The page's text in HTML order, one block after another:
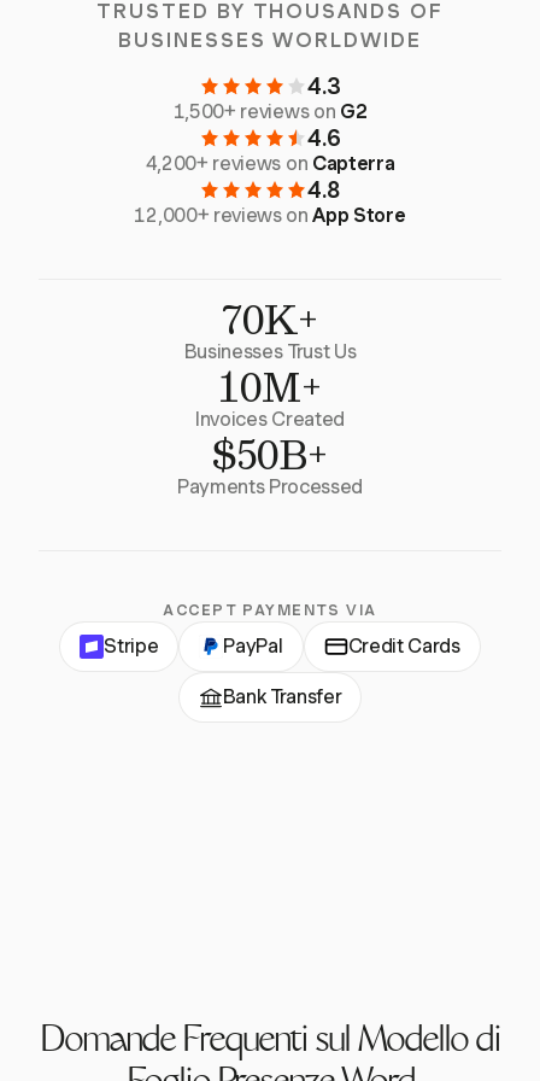
TRUSTED BY THOUSANDS OF
BUSINESSES WORLDWIDE
4.3
1,500+ reviews on G2
4.6
4,200+ reviews on Capterra
4.8
12,000+ reviews onApp Store
70K+
Businesses Trust Us
10M+
Invoices Created
$50B+
Payments Processed
ACCEPT PAYMENTS VIA
Stripe PayPal Credit Cards
Bank Transfer
Domande Frequenti sul Modello di